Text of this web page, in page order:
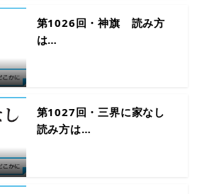
第1026回・神旗 読み方
は…
第1027回・三界に家なし
読み方は…